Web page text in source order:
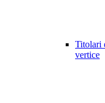
Titolari
vertice